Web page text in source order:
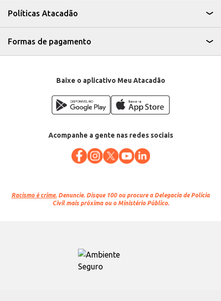
Políticas Atacadão
Formas de pagamento
Baixe o aplicativo Meu Atacadão
Acompanhe a gente nas redes sociais
Racismo é crime. Denuncie. Disque 100 ou procure a Delegacia de Polícia
Civil mais próxima ou o Ministério Público.